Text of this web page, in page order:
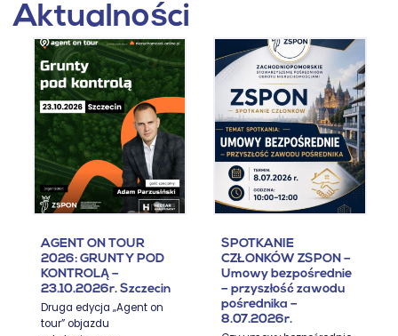
Aktualności
AGENT ON TOUR
2026: GRUNTY POD
KONTROLĄ –
23.10.2026r. Szczecin
Druga edycja „Agent on
tour” objazdu
SPOTKANIE
CZŁONKÓW ZSPON –
Umowy bezpośrednie
– przyszłość zawodu
pośrednika –
8.07.2026r.